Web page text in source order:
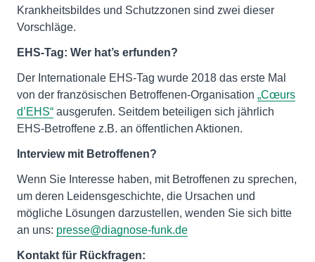
Krankheitsbildes und Schutzzonen sind zwei dieser
Vorschläge.
EHS-Tag: Wer hat’s erfunden?
Der Internationale EHS-Tag wurde 2018 das erste Mal
von der französischen Betroffenen-Organisation „Cœurs
d’EHS“ ausgerufen. Seitdem beteiligen sich jährlich
EHS-Betroffene z.B. an öffentlichen Aktionen.
Interview mit Betroffenen?
Wenn Sie Interesse haben, mit Betroffenen zu sprechen,
um deren Leidensgeschichte, die Ursachen und
mögliche Lösungen darzustellen, wenden Sie sich bitte
an uns: presse@diagnose-funk.de
Kontakt für Rückfragen: